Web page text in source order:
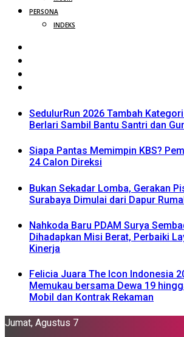
PERSONA
INDEKS
SedulurRun 2026 Tambah
Berlari Sambil Bantu Santri dan
Siapa Pantas Memimpin KBS?
24 Calon Direksi
Bukan Sekadar Lomba, Gerakan
Surabaya Dimulai dari Dapur
Nahkoda Baru PDAM Surya
Dihadapkan Misi Berat, Perbaiki
Kinerja
Felicia Juara The Icon Indonesia
Memukau bersama Dewa 19
Mobil dan Kontrak Rekaman
Jumat, Agustus 7